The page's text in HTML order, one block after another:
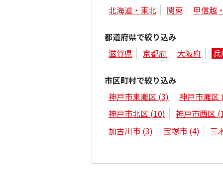
北海道・東北
関東 甲信越
都道府県で絞り込み
滋賀県
京都府 大阪府
市区町村で絞り込み
神戸市東灘区 (3) 神戸市灘区
神戸市北区 (10) 神戸市西区
加古川市 (3) 宝塚市 (4) 三